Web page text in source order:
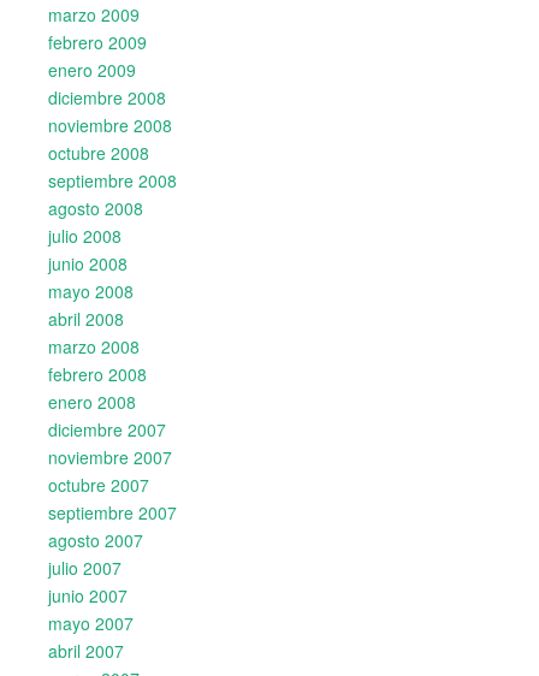
marzo 2009
febrero 2009
enero 2009
diciembre 2008
noviembre 2008
octubre 2008
septiembre 2008
agosto 2008
julio 2008
junio 2008
mayo 2008
abril 2008
marzo 2008
febrero 2008
enero 2008
diciembre 2007
noviembre 2007
octubre 2007
septiembre 2007
agosto 2007
julio 2007
junio 2007
mayo 2007
abril 2007